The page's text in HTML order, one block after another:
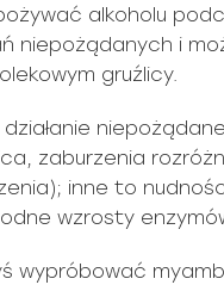
alkoholu
niepożądanych i
gruźlicy.
zaburzenia
inne to
wzrosty
wypróbować